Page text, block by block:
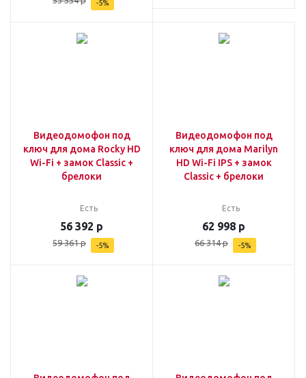
-5%
Видеодомофон под
ключ для дома Rocky HD
Wi-Fi + замок Classic +
брелоки
Есть
56 392 р
59 361р -5%
Видеодомофон под
ключ для дома Marilyn
HD Wi-Fi IPS + замок
Classic + брелоки
Есть
62 998 р
66 314р -5%